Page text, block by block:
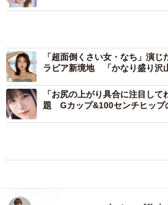
「お尻の上がり具合に注目し
題 Gカップ&100センチヒップ